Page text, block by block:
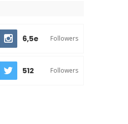
6,5e Followers
512 Followers